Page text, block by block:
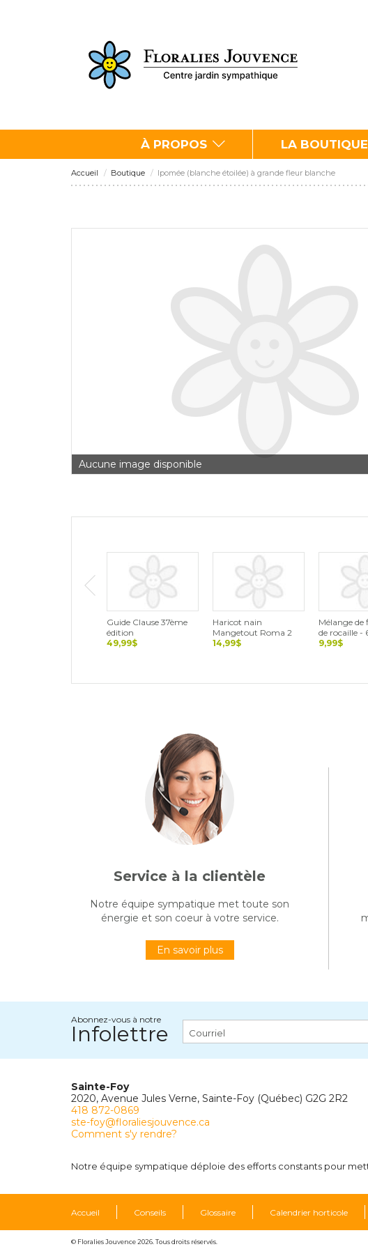
À PROPOS LA BOUTIQUE
Accueil Boutique Ipomée (blanche étoilée) à grande fleur blanche
Aucune image disponible
Guide Clause 37ème
édition
49,99$
Haricot nain
Mangetout Roma 2
14,99$
Mélange de
de rocaille -
9,99$
Service à la clientèle
Notre équipe sympatique met toute son
énergie et son coeur à votre service.
En savoir plus
Abonnez-vous à notre
Infolettre
Sainte-Foy
2020, Avenue Jules Verne, Sainte-Foy (Québec) G2G 2R2
418 872-0869
ste-foy@floraliesjouvence.ca
Comment s'y rendre?
Notre équipe sympatique déploie des efforts constants pour
Accueil Conseils Glossaire Calendrier horticole
© Floralies Jouvence 2026. Tous droits réservés.